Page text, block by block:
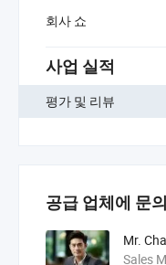
회사 쇼
사업 실적
평가 및 리뷰
공급 업체에 문의
Mr.
Sales